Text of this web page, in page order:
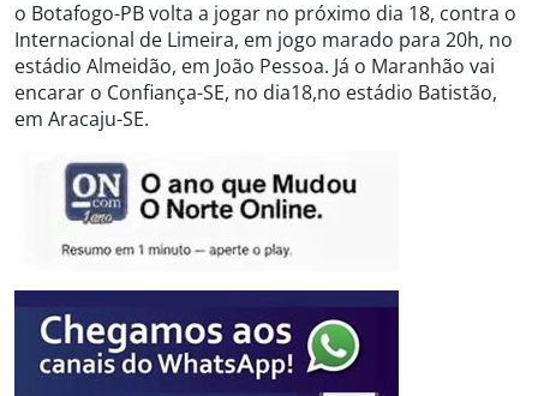
o Botafogo-PB volta a jogar no próximo dia 18, contra o
Internacional de Limeira, em jogo marado para 20h, no
estádio Almeidão, em João Pessoa. Já o Maranhão vai
encarar o Confiança-SE, no dia18,no estádio Batistão,
em Aracaju-SE.